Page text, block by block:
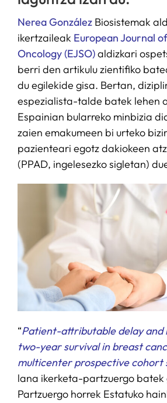
Nerea GonzálezBiosistemak
ikertzaileak European Journal
Oncology (EJSO)aldizkari
berri den artikulu zientifiko
du egilekide gisa. Bertan,
espezialista-talde batek lehen
Espainian bularreko minbizia
zaien emakumeen bi urteko
pazienteari egotz dakiokeen
(PPAD, ingelesezko sigletan)
“Patient-attributable delay and
two-year survival in breast
multicenter prospective cohort
lana ikerketa-partzuergo batek
Partzuergo horrek Estatuko